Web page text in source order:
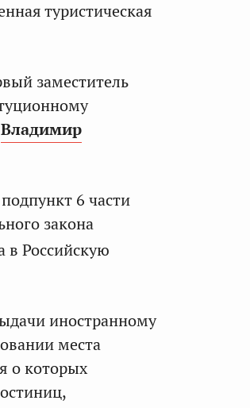
туристическая
заместитель
Владимир
6 части
закона
в Российскую
иностранному
места
о которых